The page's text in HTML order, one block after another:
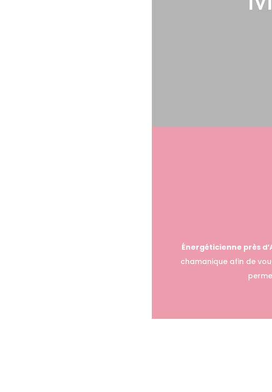
Énergéticienne près
chamanique afin de